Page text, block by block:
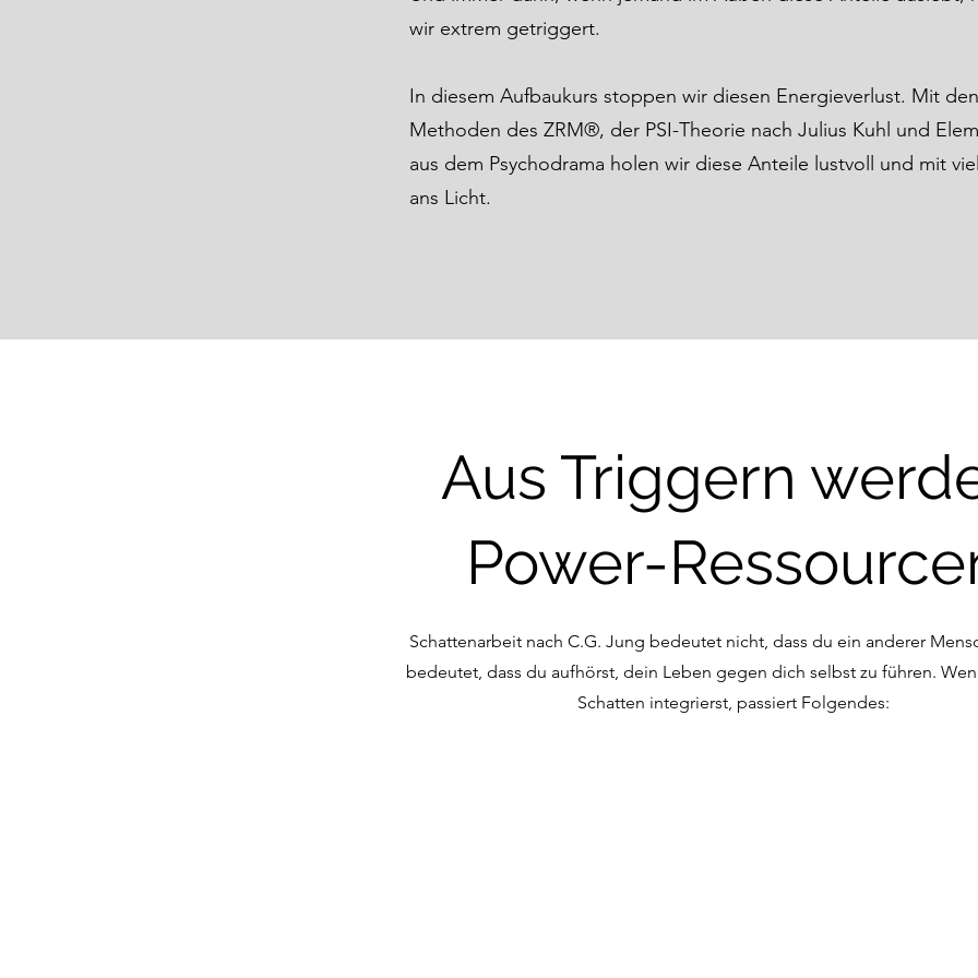
wir extrem getriggert.
In diesem Aufbaukurs stoppen wir diesen Energieverlust. Mit den
Methoden des ZRM®, der PSI-Theorie nach Julius Kuhl und
aus dem Psychodrama holen wir diese Anteile lustvoll und mit
ans Licht.
Aus Triggern
Power-
Schattenarbeit nach C.G. Jung bedeutet nicht, dass du ein anderer
bedeutet, dass du aufhörst, dein Leben gegen dich selbst zu führen.
Schatten integrierst, passiert Folgendes: